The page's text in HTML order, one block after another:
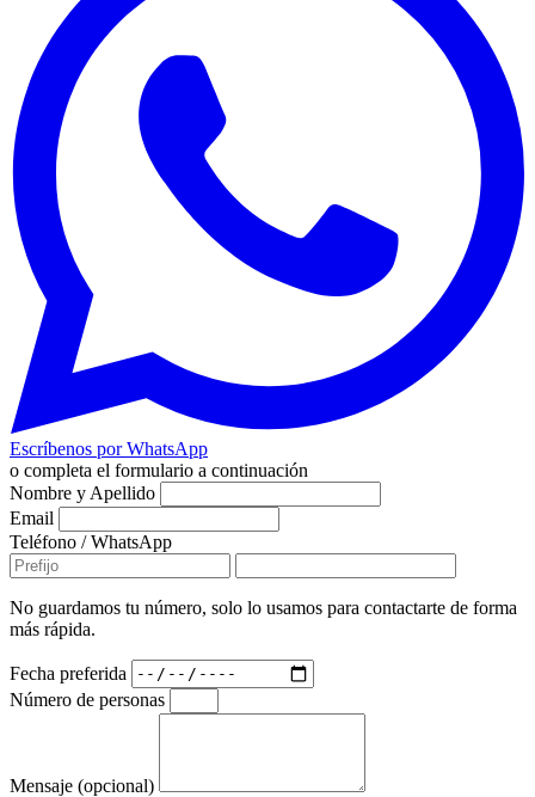
Escríbenos por WhatsApp
o completa el formulario a continuación
Nombre y Apellido
Email
Teléfono / WhatsApp
No guardamos tu número, solo lo usamos para contactarte de forma
más rápida.
Fecha preferida
Número de personas
Mensaje (opcional)